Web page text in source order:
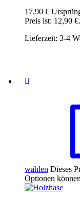
17,90€
Preis ist: 12,90 €.
Lieferzeit: 3-4
wählen Dieses
Optionen